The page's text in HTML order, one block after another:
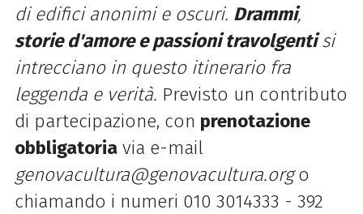
di edifici anonimi e oscuri. Drammi,
storie d'amore e passioni travolgentisi
intrecciano in questo itinerario fra
leggenda e verità. Previsto un contributo
di partecipazione, con prenotazione
obbligatoriavia e-mail
genovacultura@genovacultura.orgo
chiamando i numeri 010 3014333 - 392